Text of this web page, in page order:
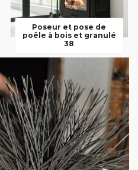
Poseur et pose de
poêle à bois et granulé
38